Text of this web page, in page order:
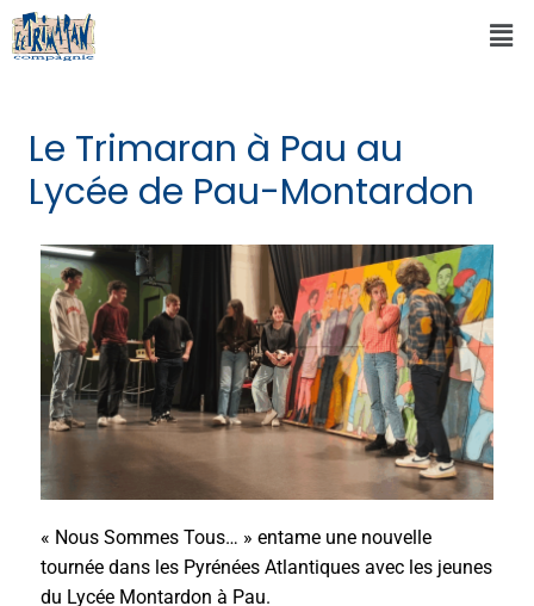
Le Trimaran à Pau au
Lycée de Pau-Montardon
« Nous Sommes Tous… » entame une nouvelle
tournée dans les Pyrénées Atlantiques avec les jeunes
du Lycée Montardon à Pau.